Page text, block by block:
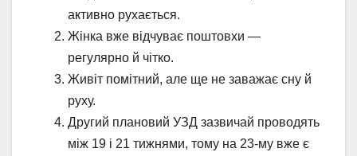
активно рухається.
Жінка вже відчуває поштовхи —
регулярно й чітко.
Живіт помітний, але ще не заважає сну й
руху.
Другий плановий УЗД зазвичай проводять
між 19 і 21 тижнями, тому на 23-му вже є